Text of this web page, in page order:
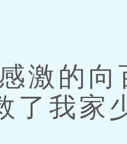
激的向
了我家